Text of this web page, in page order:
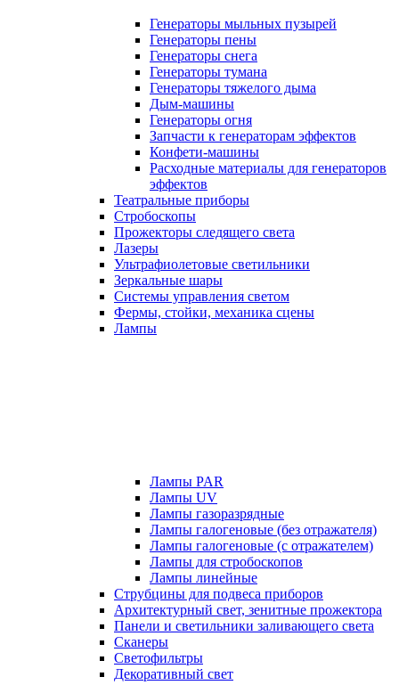
Генераторы мыльных пузырей
Генераторы пены
Генераторы снега
Генераторы тумана
Генераторы тяжелого дыма
Дым-машины
Генераторы огня
Запчасти к генераторам эффектов
Конфети-машины
Расходные материалы для генераторов
эффектов
Театральные приборы
Стробоскопы
Прожекторы следящего света
Лазеры
Ультрафиолетовые светильники
Зеркальные шары
Системы управления светом
Фермы, стойки, механика сцены
Лампы
Лампы PAR
Лампы UV
Лампы газоразрядные
Лампы галогеновые (без отражателя)
Лампы галогеновые (с отражателем)
Лампы для стробоскопов
Лампы линейные
Струбцины для подвеса приборов
Архитектурный свет, зенитные прожектора
Панели и светильники заливающего света
Сканеры
Светофильтры
Декоративный свет